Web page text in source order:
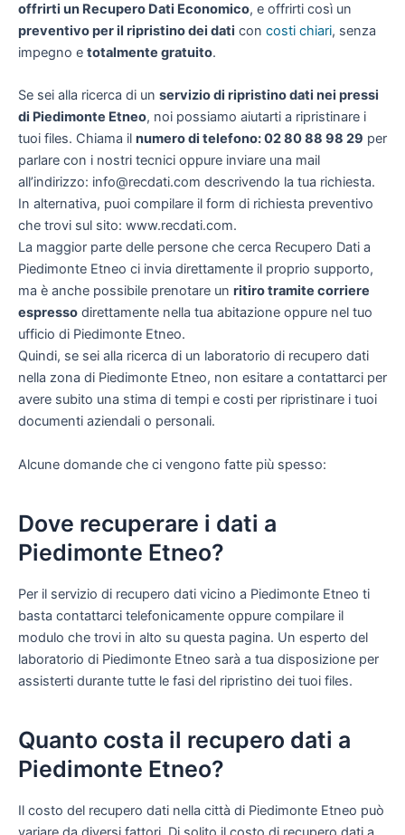
offrirti un Recupero Dati Economico, e offrirti così un
preventivo per il ripristino dei dati con costi chiari, senza
impegno e totalmente gratuito.
Se sei alla ricerca di un servizio di ripristino dati nei pressi
di Piedimonte Etneo, noi possiamo aiutarti a ripristinare i
tuoi files. Chiama il numero di telefono: 02 80 88 98 29 per
parlare con i nostri tecnici oppure inviare una mail
all’indirizzo: info@recdati.com descrivendo la tua richiesta.
In alternativa, puoi compilare il form di richiesta preventivo
che trovi sul sito: www.recdati.com.
La maggior parte delle persone che cerca Recupero Dati a
Piedimonte Etneo ci invia direttamente il proprio supporto,
ma è anche possibile prenotare un ritiro tramite corriere
espresso direttamente nella tua abitazione oppure nel tuo
ufficio di Piedimonte Etneo.
Quindi, se sei alla ricerca di un laboratorio di recupero dati
nella zona di Piedimonte Etneo, non esitare a contattarci per
avere subito una stima di tempi e costi per ripristinare i tuoi
documenti aziendali o personali.
Alcune domande che ci vengono fatte più spesso:
Dove recuperare i dati a
Piedimonte Etneo?
Per il servizio di recupero dati vicino a Piedimonte Etneo ti
basta contattarci telefonicamente oppure compilare il
modulo che trovi in alto su questa pagina. Un esperto del
laboratorio di Piedimonte Etneo sarà a tua disposizione per
assisterti durante tutte le fasi del ripristino dei tuoi files.
Quanto costa il recupero dati a
Piedimonte Etneo?
Il costo del recupero dati nella città di Piedimonte Etneo può